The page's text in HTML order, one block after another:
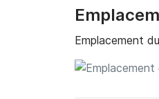
Emplacement